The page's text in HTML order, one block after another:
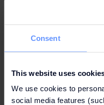
Consent
This website uses
We use cookies to
social media features